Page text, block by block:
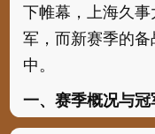
下帷幕，上海久
军，而新赛季的
中。
一、赛季概况